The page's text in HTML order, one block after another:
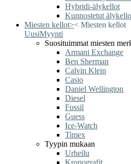
Hybridi-älykellot
Kunnostetut
Miesten kellot>< Miesten kellot
UusiMyynti
Suosituimmat miesten
Armani Exchange
Ben Sherman
Calvin Klein
Casio
Daniel Wellington
Diesel
Fossil
Guess
Ice-Watch
Timex
Tyypin mukaan
Urheilu
Kronografit